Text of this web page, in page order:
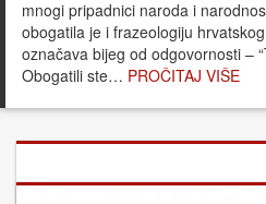
mnogi pripadnici naroda i
obogatila je i frazeologiju
označava bijeg od odgovornosti –
Obogatili ste… PROČITAJ VIŠE